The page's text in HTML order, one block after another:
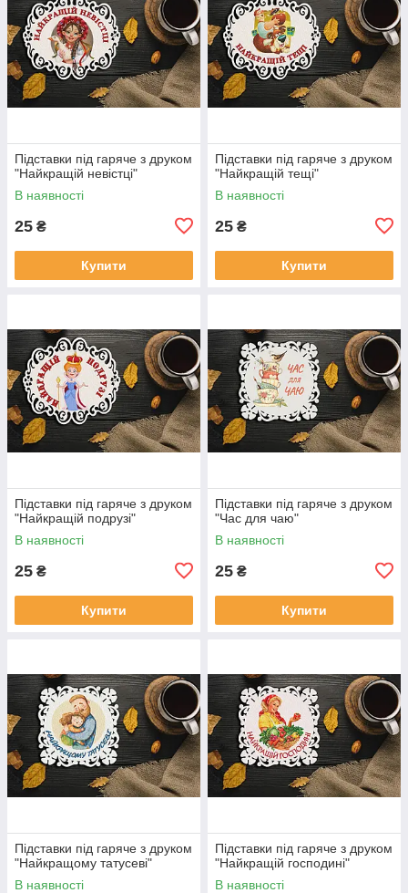
Підставки під гаряче з друком
"Найкращій невістці"
В наявності
25 ₴
Купити
Підставки під гаряче з друком
"Найкращій тещі"
В наявності
25 ₴
Купити
Підставки під гаряче з друком
"Найкращій подрузі"
В наявності
25 ₴
Купити
Підставки під гаряче з друком
"Час для чаю"
В наявності
25 ₴
Купити
Підставки під гаряче з друком
"Найкращому татусеві"
В наявності
Підставки під гаряче з друком
"Найкращій господині"
В наявності